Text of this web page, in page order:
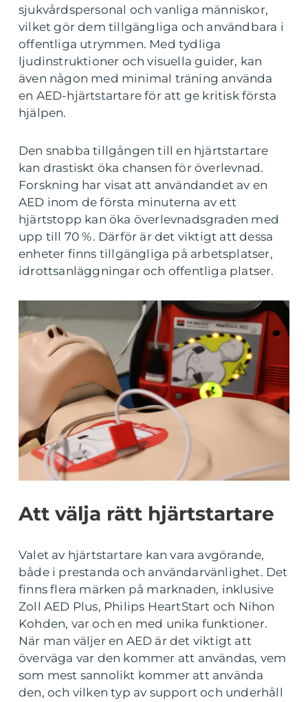
sjukvårdspersonal och vanliga människor,
vilket gör dem tillgängliga och användbara i
offentliga utrymmen. Med tydliga
ljudinstruktioner och visuella guider, kan
även någon med minimal träning använda
en AED-hjärtstartare för att ge kritisk första
hjälpen.
Den snabba tillgången till en hjärtstartare
kan drastiskt öka chansen för överlevnad.
Forskning har visat att användandet av en
AED inom de första minuterna av ett
hjärtstopp kan öka överlevnadsgraden med
upp till 70 %. Därför är det viktigt att dessa
enheter finns tillgängliga på arbetsplatser,
idrottsanläggningar och offentliga platser.
Att välja rätt hjärtstartare
Valet av hjärtstartare kan vara avgörande,
både i prestanda och användarvänlighet. Det
finns flera märken på marknaden, inklusive
Zoll AED Plus, Philips HeartStart och Nihon
Kohden, var och en med unika funktioner.
När man väljer en AED är det viktigt att
överväga var den kommer att användas, vem
som mest sannolikt kommer att använda
den, och vilken typ av support och underhåll